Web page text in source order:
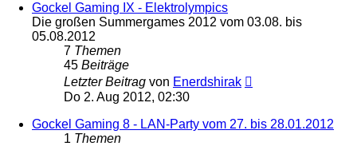
Gockel Gaming IX - Elektrolympics
Die großen Summergames 2012 vom 03.08. bis
05.08.2012
7 Themen
45 Beiträge
Letzter Beitrag von Enerdshirak
Do 2. Aug 2012, 02:30
Gockel Gaming 8 - LAN-Party vom 27. bis 28.01.2012
1 Themen